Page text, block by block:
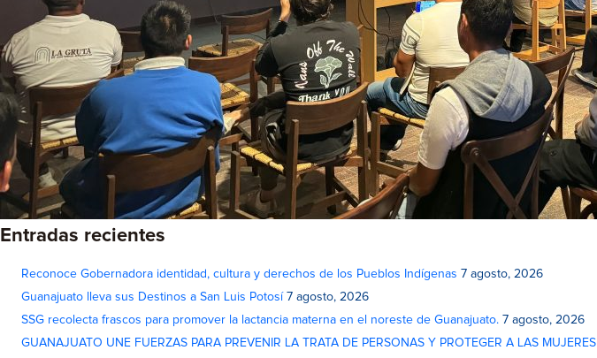
Entradas recientes
Reconoce Gobernadora identidad, cultura y derechos de los Pueblos Indígenas 7 agosto, 2026
Guanajuato lleva sus Destinos a San Luis Potosí 7 agosto, 2026
SSG recolecta frascos para promover la lactancia materna en el noreste de Guanajuato. 7 agosto, 2026
GUANAJUATO UNE FUERZAS PARA PREVENIR LA TRATA DE PERSONAS Y PROTEGER A LAS MUJERES